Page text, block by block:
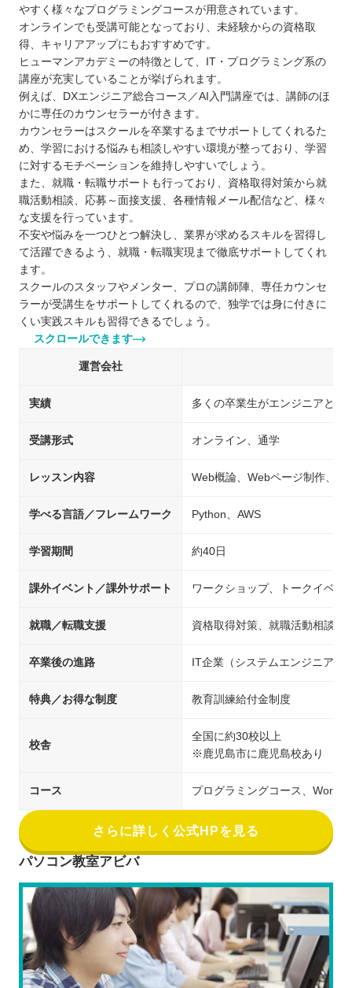
やすく様々なプログラミングコースが用意されています。
オンラインでも受講可能となっており、未経験からの資格取
得、キャリアアップにもおすすめです。
ヒューマンアカデミーの特徴として、IT・プログラミング系の
講座が充実していることが挙げられます。
例えば、DXエンジニア総合コース／AI入門講座では、講師のほ
かに専任のカウンセラーが付きます。
カウンセラーはスクールを卒業するまでサポートしてくれるた
め、学習における悩みも相談しやすい環境が整っており、学習
に対するモチベーションを維持しやすいでしょう。
また、就職・転職サポートも行っており、資格取得対策から就
職活動相談、応募～面接支援、各種情報メール配信など、様々
な支援を行っています。
不安や悩みを一つひとつ解決し、業界が求めるスキルを習得し
て活躍できるよう、就職・転職実現まで徹底サポートしてくれ
ます。
スクールのスタッフやメンター、プロの講師陣、専任カウンセ
ラーが受講生をサポートしてくれるので、独学では身に付きに
くい実践スキルも習得できるでしょう。
スクロールできます
運営会社
実績 多くの卒業生がエンジニアとし
受講形式 オンライン、通学
レッスン内容 Web概論、Webページ制作、
学べる言語／フレームワーク Python、AWS
学習期間 約40日
課外イベント／課外サポート ワークショップ、トークイベン
就職／転職支援 資格取得対策、就職活動相談、
卒業後の進路 IT企業（システムエンジニア/
特典／お得な制度 教育訓練給付金制度
校舎
全国に約30校以上
※鹿児島市に鹿児島校あり
コース プログラミングコース、
さらに詳しく公式HPを見る
パソコン教室アビバ